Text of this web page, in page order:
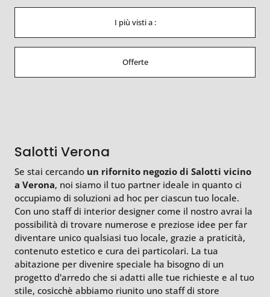
I più visti a :
Offerte
Salotti Verona
Se stai cercando un rifornito negozio di Salotti vicino
a Verona, noi siamo il tuo partner ideale in quanto ci
occupiamo di soluzioni ad hoc per ciascun tuo locale.
Con uno staff di interior designer come il nostro avrai la
possibilità di trovare numerose e preziose idee per far
diventare unico qualsiasi tuo locale, grazie a praticità,
contenuto estetico e cura dei particolari. La tua
abitazione per divenire speciale ha bisogno di un
progetto d'arredo che si adatti alle tue richieste e al tuo
stile, cosicchè abbiamo riunito uno staff di store